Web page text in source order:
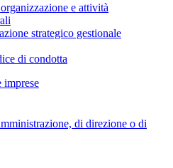
e attività
strategico gestionale
di condotta
di direzione o di